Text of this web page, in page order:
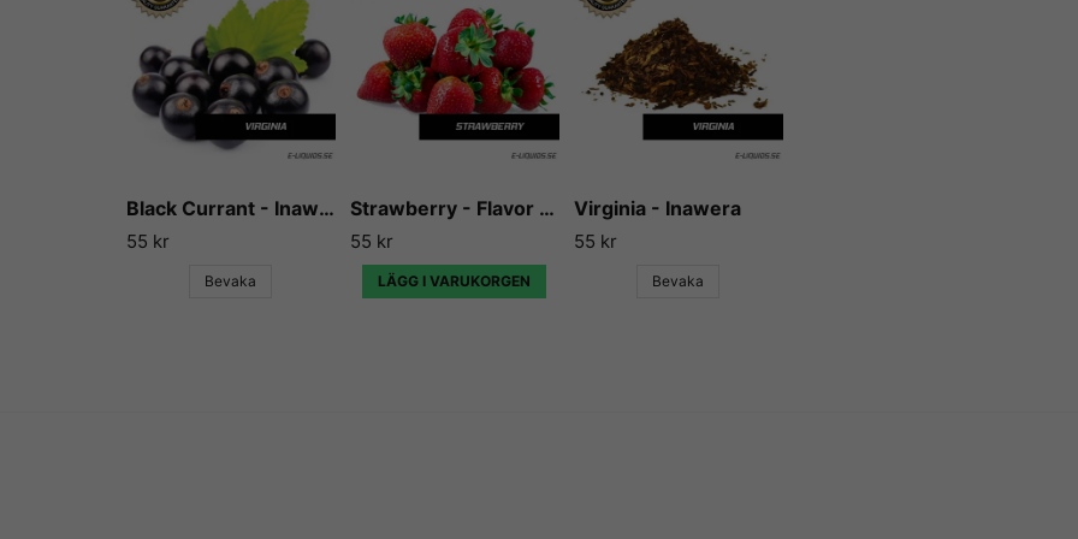
Black Currant - Inawera
55 kr
Bevaka
Strawberry - Flavor West
55 kr
LÄGG I VARUKORGEN
Virginia - Inawera
55 kr
Bevaka